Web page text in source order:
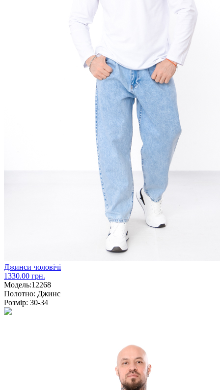
Джинси чоловічі
1330.00 грн.
Модель:12268
Полотно: Джинс
Розмір: 30-34